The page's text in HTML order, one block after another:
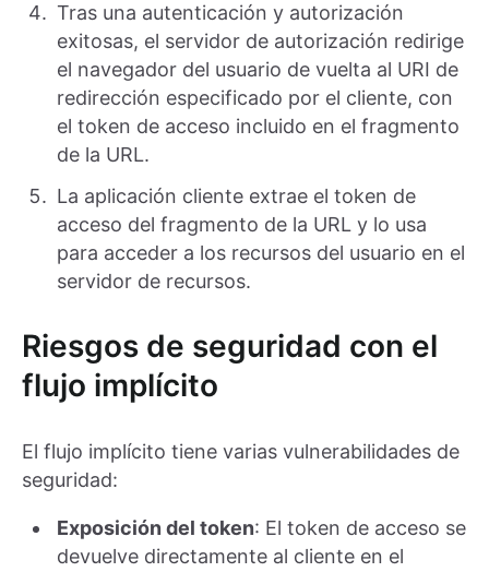
Tras una autenticación y autorización
exitosas, el servidor de autorización redirige
el navegador del usuario de vuelta al URI de
redirección especificado por el cliente, con
el token de acceso incluido en el fragmento
de la URL.
La aplicación cliente extrae el token de
acceso del fragmento de la URL y lo usa
para acceder a los recursos del usuario en el
servidor de recursos.
Riesgos de seguridad con el
flujo implícito
El flujo implícito tiene varias vulnerabilidades de
seguridad:
Exposición del token: El token de acceso se
devuelve directamente al cliente en el